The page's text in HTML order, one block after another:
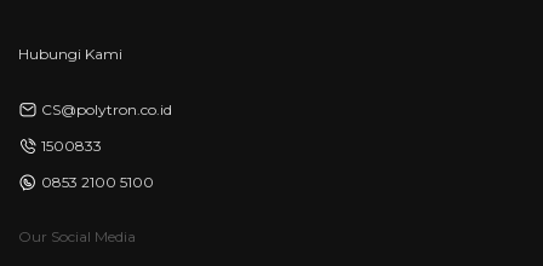
Hubungi Kami
CS@polytron.co.id
1500833
0853 2100 5100
Our Social Media